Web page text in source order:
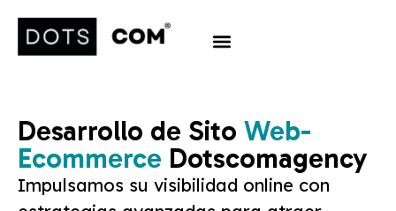
Desarrollo de Sito Web-
Ecommerce Dotscomagency
Impulsamos su visibilidad online con